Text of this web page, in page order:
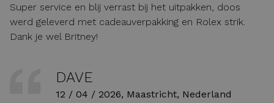
Super service en blij verrast bij het uitpakken, doos
werd geleverd met cadeauverpakking en Rolex strik.
Dank je wel Britney!
DAVE
12 / 04 / 2026, Maastricht, Nederland